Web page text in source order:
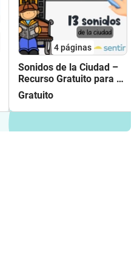
4páginas
Sonidos de la Ciudad –
Recurso Gratuito para
Música
Gratuito